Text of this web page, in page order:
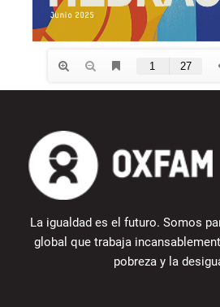
La igualdad es el futuro. Somos
global que trabaja
pobreza y la